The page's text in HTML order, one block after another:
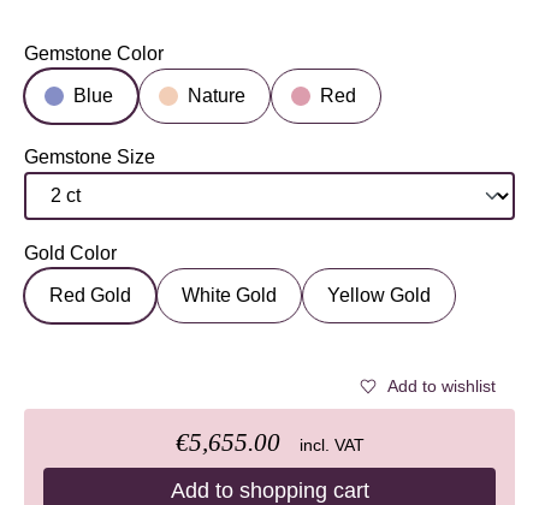
Select
Gemstone Color
Blue Nature Red
Select
Gemstone Size
Select
Gold Color
Red Gold White Gold Yellow Gold
Add to wishlist
€5,655.00 incl. VAT
Add to shopping cart